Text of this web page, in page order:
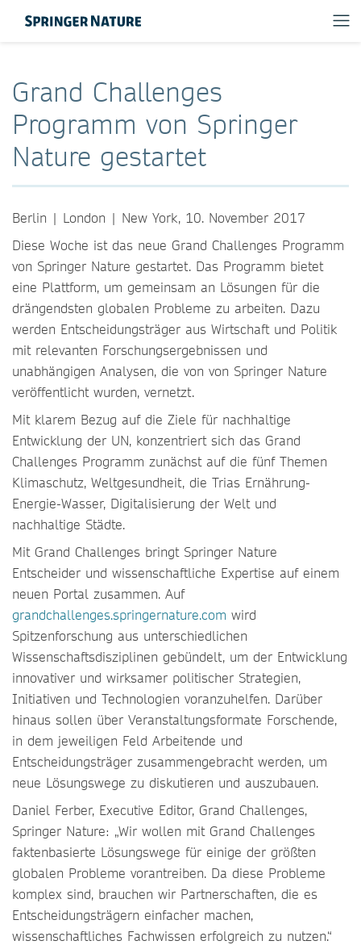
Grand Challenges
Programm von Springer
Nature gestartet
Berlin | London | New York, 10. November 2017
Diese Woche ist das neue Grand Challenges Programm
von Springer Nature gestartet. Das Programm bietet
eine Plattform, um gemeinsam an Lösungen für die
drängendsten globalen Probleme zu arbeiten. Dazu
werden Entscheidungsträger aus Wirtschaft und Politik
mit relevanten Forschungsergebnissen und
unabhängigen Analysen, die von von Springer Nature
veröffentlicht wurden, vernetzt.
Mit klarem Bezug auf die Ziele für nachhaltige
Entwicklung der UN, konzentriert sich das Grand
Challenges Programm zunächst auf die fünf Themen
Klimaschutz, Weltgesundheit, die Trias Ernährung-
Energie-Wasser, Digitalisierung der Welt und
nachhaltige Städte.
Mit Grand Challenges bringt Springer Nature
Entscheider und wissenschaftliche Expertise auf einem
neuen Portal zusammen. Auf
grandchallenges.springernature.com wird
Spitzenforschung aus unterschiedlichen
Wissenschaftsdisziplinen gebündelt, um der Entwicklung
innovativer und wirksamer politischer Strategien,
Initiativen und Technologien voranzuhelfen. Darüber
hinaus sollen über Veranstaltungsformate Forschende,
in dem jeweiligen Feld Arbeitende und
Entscheidungsträger zusammengebracht werden, um
neue Lösungswege zu diskutieren und auszubauen.
Daniel Ferber, Executive Editor, Grand Challenges,
Springer Nature: „Wir wollen mit Grand Challenges
faktenbasierte Lösungswege für einige der größten
globalen Probleme vorantreiben. Da diese Probleme
komplex sind, brauchen wir Partnerschaften, die es
Entscheidungsträgern einfacher machen,
wissenschaftliches Fachwissen erfolgreich zu nutzen.“